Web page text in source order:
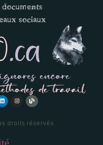
documents
sociaux
droits réservés